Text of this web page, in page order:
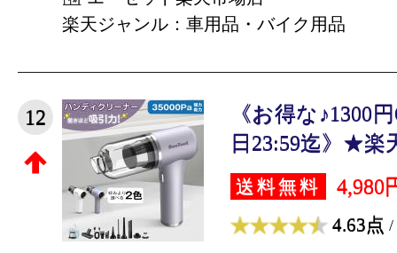
楽天ジャンル：車用品・バイク用品
12
《お得な♪1300
日23:59迄》★楽
送料無料 4,980
4.63点 /